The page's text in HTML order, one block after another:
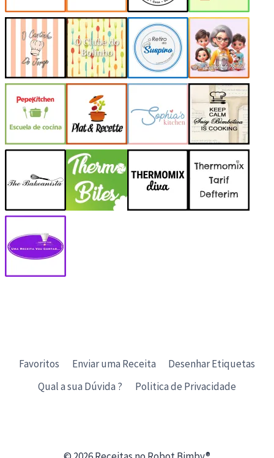
Favoritos Enviar uma Receita
Desenhar Etiquetas
Qual a sua Dúvida ?
Politica de Privacidade